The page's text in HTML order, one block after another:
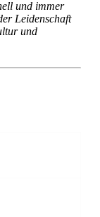
und immer
Leidenschaft
und